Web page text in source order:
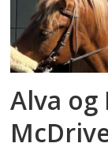
Alva og